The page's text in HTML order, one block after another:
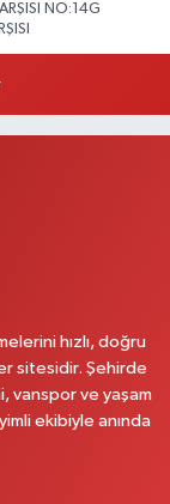
NO:14G
NO:1
(kent park karşısı )
hızlı, doğru
sitesidir. Şehirde
vanspor ve yaşam
ekibiyle anında